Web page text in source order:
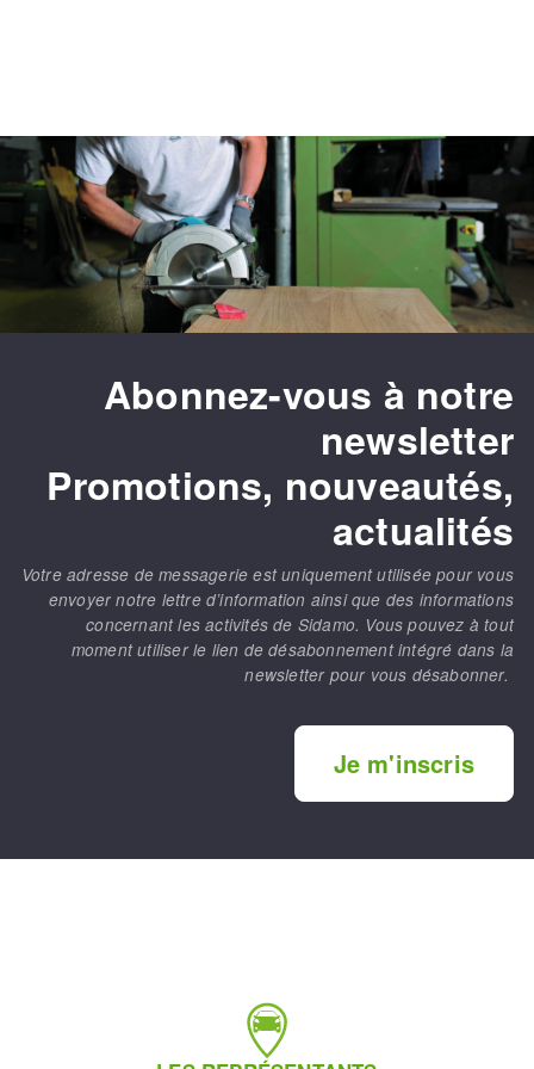
Abonnez-vous à notre
newsletter
Promotions, nouveautés,
actualités
Votre adresse de messagerie est uniquement utilisée pour vous
envoyer notre lettre d’information ainsi que des informations
concernant les activités de Sidamo. Vous pouvez à tout
moment utiliser le lien de désabonnement intégré dans la
newsletter pour vous désabonner.
Je m'inscris